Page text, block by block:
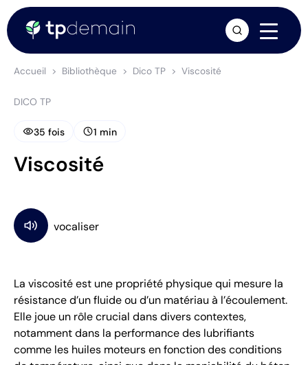
Accueil Bibliothèque Dico TP Viscosité
DICO TP
visibility35 fois schedule1 min
Viscosité
La viscosité est une propriété physique qui mesure la
résistance d’un fluide ou d’un matériau à l’écoulement.
Elle joue un rôle crucial dans divers contextes,
notamment dans la performance des lubrifiants
comme les huiles moteurs en fonction des conditions
arrow_forward